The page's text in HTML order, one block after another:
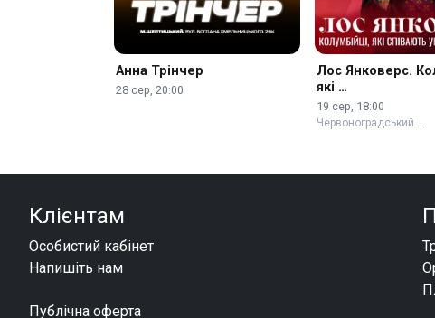
Анна Трінчер
28 сер, 20:00
Лос Янковерс.
які …
19 сер, 18:00
Червоноградський …
Клієнтам
Особистий кабінет
Напишіть нам
Публічна оферта